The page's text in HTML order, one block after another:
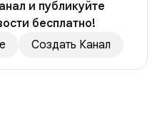
и публикуйте
бесплатно!
Создать Канал